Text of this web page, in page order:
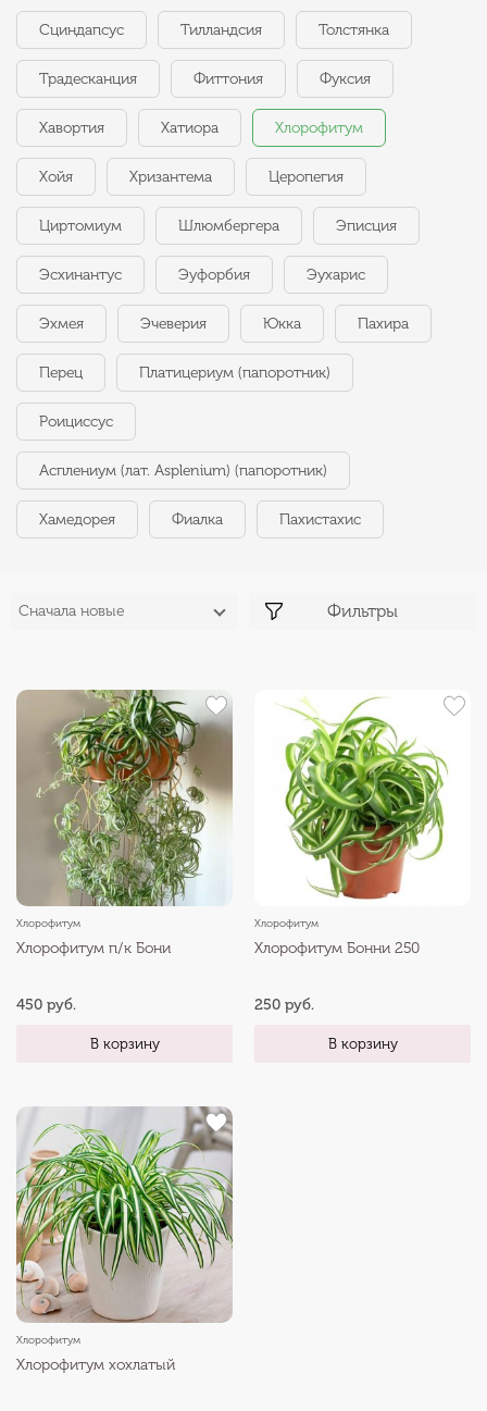
Сциндапсус Тилландсия Толстянка
Традесканция Фиттония Фуксия
Хавортия Хатиора Хлорофитум
Хойя Хризантема Церопегия
Циртомиум Шлюмбергера Эписция
Эсхинантус Эуфорбия Эухарис
Эхмея Эчеверия Юкка Пахира
Перец Платицериум (папоротник)
Роициссус
Асплениум (лат. Asplenium) (папоротник)
Хамедорея Фиалка Пахистахис
Сначала новые Фильтры
Хлорофитум
Хлорофитум п/к Бони
450 руб.
В корзину
Хлорофитум
Хлорофитум Бонни 250
250 руб.
В корзину
Хлорофитум
Хлорофитум хохлатый